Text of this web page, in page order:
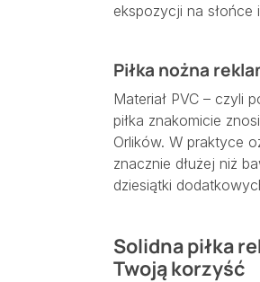
ekspozycji na słońce
Piłka nożna
Materiał PVC – czyli
piłka znakomicie
Orlików. W praktyce
znacznie dłużej niż
dziesiątki
Solidna piłka
Twoją korzyść